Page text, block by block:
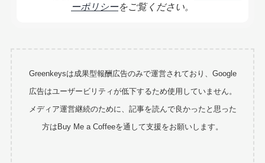
ーポリシーをご覧ください。
Greenkeysは成果型報酬広告のみで運営されており、Google
広告はユーザービリティが低下するため使用していません。
メディア運営継続のために、記事を読んで良かったと思った
方はBuy Me a Coffeeを通して支援をお願いします。